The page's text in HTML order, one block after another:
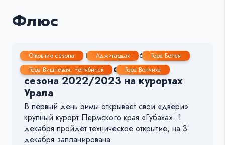
Флюс
Открытие сезона Аджигардак
Гора Белая
Гора Вишневая, Челябинск
Гора Волчиха
23 Ноя, 2022 4-5 мин. 609 3
Даты начала горнолыжного
сезона 2022/2023 на курортах
Урала
В первый день зимы открывает свои «двери»
крупный курорт Пермского края «Губаха». 1
декабря пройдёт техническое открытие, на 3
декабря запланирована